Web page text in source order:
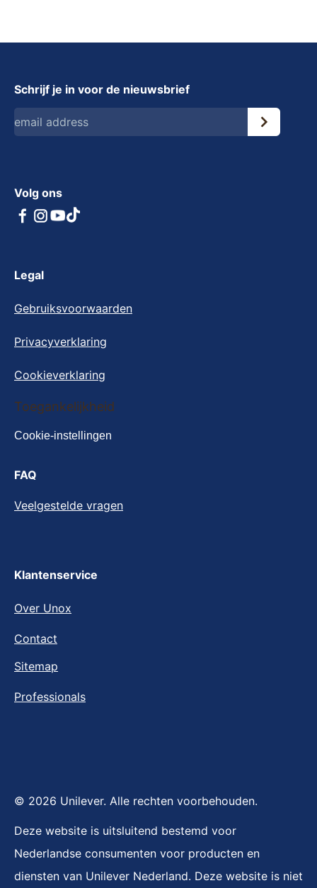
Schrijf je in voor de nieuwsbrief
Volg ons
Legal
Gebruiksvoorwaarden
Privacyverklaring
Cookieverklaring
Toegankelijkheid
Cookie-instellingen
FAQ
Veelgestelde vragen
Klantenservice
Over Unox
Contact
Sitemap
Professionals
© 2026 Unilever. Alle rechten voorbehouden.
Deze website is uitsluitend bestemd voor
Nederlandse consumenten voor producten en
diensten van Unilever Nederland. Deze website is niet